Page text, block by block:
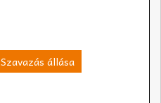
Szavazás állása